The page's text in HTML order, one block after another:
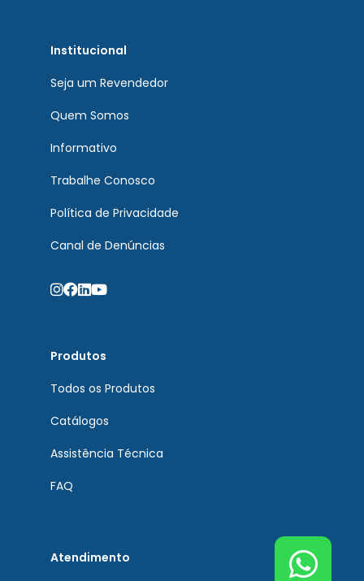
Institucional
Seja um Revendedor
Quem Somos
Informativo
Trabalhe Conosco
Política de Privacidade
Canal de Denúncias
Produtos
Todos os Produtos
Catálogos
Assistência Técnica
FAQ
Atendimento